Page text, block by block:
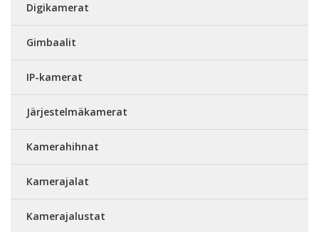
Digikamerat
Gimbaalit
IP-kamerat
Järjestelmäkamerat
Kamerahihnat
Kamerajalat
Kamerajalustat